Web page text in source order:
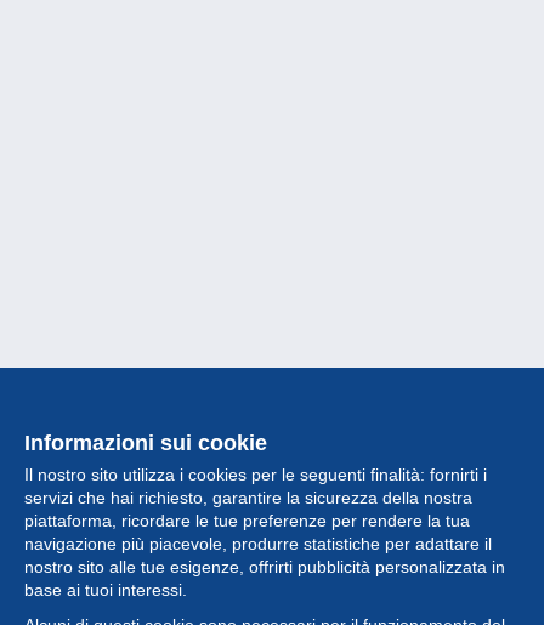
Informazioni sui cookie
Il nostro sito utilizza i cookies per le seguenti finalità: fornirti i
servizi che hai richiesto, garantire la sicurezza della nostra
piattaforma, ricordare le tue preferenze per rendere la tua
navigazione più piacevole, produrre statistiche per adattare il
nostro sito alle tue esigenze, offrirti pubblicità personalizzata in
base ai tuoi interessi.
Collezione